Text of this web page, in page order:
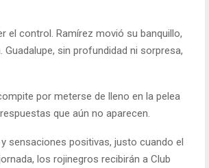
el control. Ramírez movió su banquillo,
sin profundidad ni sorpresa,
por meterse de lleno en la pelea
que aún no aparecen.
sensaciones positivas, justo cuando el
los rojinegros recibirán a Club